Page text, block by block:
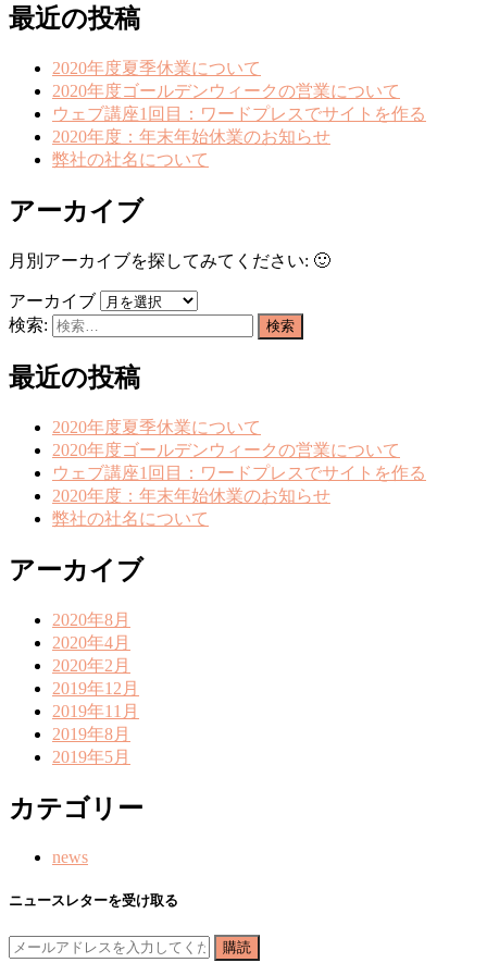
最近の投稿
2020年度夏季休業について
2020年度ゴールデンウィークの営業について
ウェブ講座1回目：ワードプレスでサイトを作る
2020年度：年末年始休業のお知らせ
弊社の社名について
アーカイブ
月別アーカイブを探してみてください: 🙂
アーカイブ
検索:
最近の投稿
2020年度夏季休業について
2020年度ゴールデンウィークの営業について
ウェブ講座1回目：ワードプレスでサイトを作る
2020年度：年末年始休業のお知らせ
弊社の社名について
アーカイブ
2020年8月
2020年4月
2020年2月
2019年12月
2019年11月
2019年8月
2019年5月
カテゴリー
news
ニュースレターを受け取る